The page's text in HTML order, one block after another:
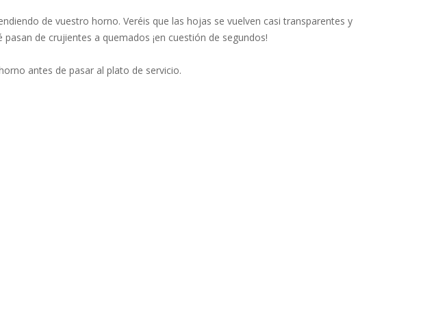
de vuestro horno. Veréis que las hojas se vuelven casi transparentes y
de crujientes a quemados ¡en cuestión de segundos!
antes de pasar al plato de servicio.